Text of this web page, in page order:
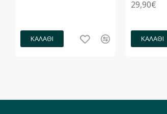
ΚΑΛΆΘΙ
29,90€
ΚΑΛΆΘΙ